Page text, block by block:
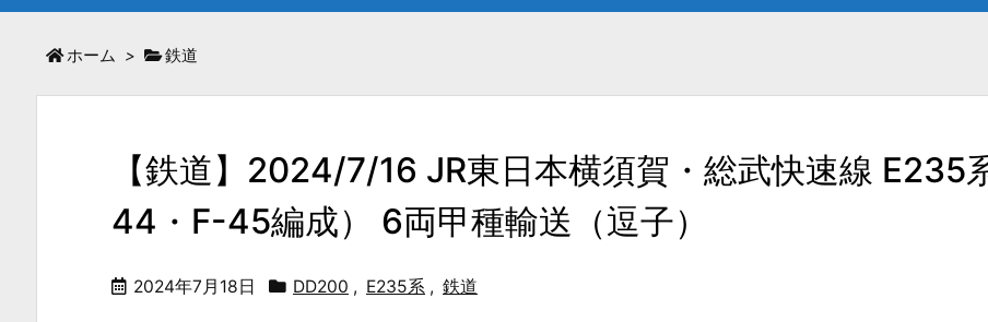
ホーム > 鉄道
【鉄道】2024/7/16 JR東日本横須賀・総武快速線
44・F-45編成） 6両甲種輸送（逗子）
2024年7月18日 DD200 , E235系 , 鉄道